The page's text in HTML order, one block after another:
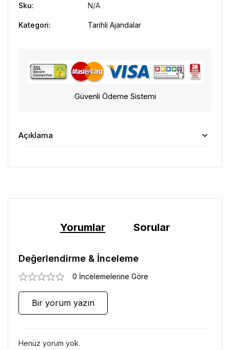
Sku: N/A
Kategori: Tarihli Ajandalar
Güvenli Ödeme Sistemi
Açıklama
Yorumlar Sorular
Değerlendirme & İnceleme
0 İncelemelerine Göre
Bir yorum yazın
Henüz yorum yok.